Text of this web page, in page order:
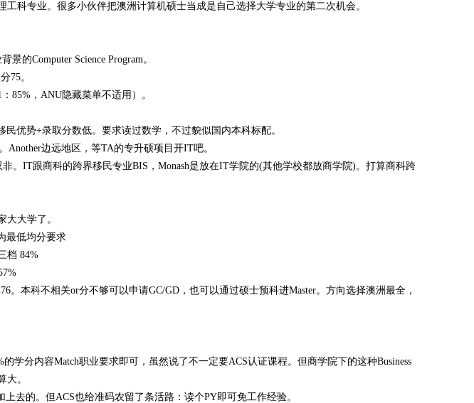
科专业。很多小伙伴把澳洲计算机硕士当成是自己选择大学专业的第二次机会。
的Computer Science Program。
75。
85%，ANU隐藏菜单不适用）。
民优势+录取分数低。要求读过数学，不过貌似国内本科标配。
Another边远地区，等TA的专升硕项目开IT吧。
非。IT跟商科的跨界移民专业BIS，Monash是放在IT学院的(其他学校都放商学院)。打算商科跨
大大学了。
最低均分要求
档 84%
。本科不相关or分不够可以申请GC/GD，也可以通过硕士预科进Master。方向选择澳洲最全，
学分内容Match职业要求即可，虽然说了不一定要ACS认证课程。但商学院下的这种Business
大。
去的。但ACS也给准码农留了条活路：读个PY即可免工作经验。